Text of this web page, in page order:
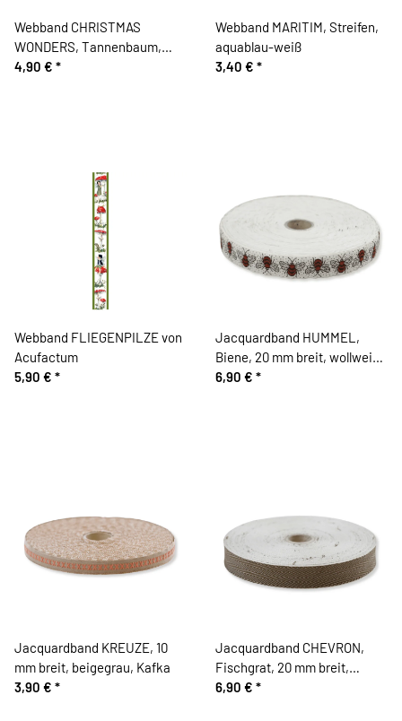
Webband CHRISTMAS
WONDERS, Tannenbaum,
grau
4,90 € *
Webband MARITIM, Streifen,
aquablau-weiß
3,40 € *
Webband FLIEGENPILZE von
Acufactum
5,90 € *
Jacquardband HUMMEL,
Biene, 20 mm breit, wollweiß,
Kafka
6,90 € *
Jacquardband KREUZE, 10
mm breit, beigegrau, Kafka
3,90 € *
Jacquardband CHEVRON,
Fischgrat, 20 mm breit,
schlammbraun, Kafka
6,90 € *